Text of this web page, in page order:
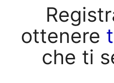
ottenere
che ti